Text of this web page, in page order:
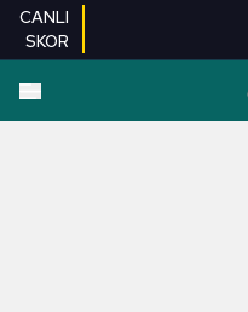
CANLI
SKOR